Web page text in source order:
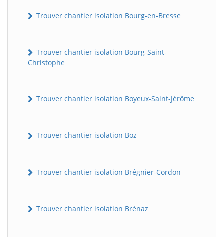
Trouver chantier isolation Bourg-en-Bresse
Trouver chantier isolation Bourg-Saint-
Christophe
Trouver chantier isolation Boyeux-Saint-Jérôme
Trouver chantier isolation Boz
Trouver chantier isolation Brégnier-Cordon
Trouver chantier isolation Brénaz